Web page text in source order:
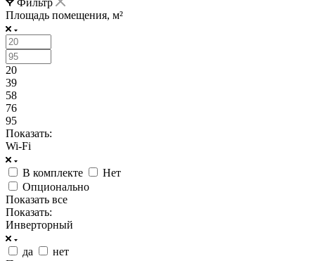
Площадь помещения, м²
20
39
58
76
95
Показать:
Wi-Fi
В комплекте
Нет
Опционально
Показать все
Показать:
Инверторный
да
нет